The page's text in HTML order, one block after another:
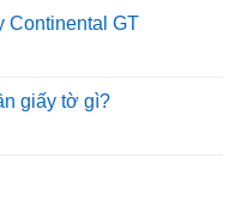
Continental GT
giấy tờ gì?